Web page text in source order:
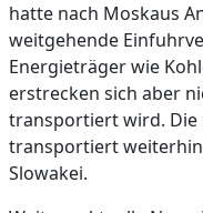
hatte nach Moskaus
weitgehende
Energieträger wie
erstrecken sich aber
transportiert wird. Die
transportiert
Slowakei.